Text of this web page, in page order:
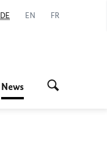
DE EN FR
News